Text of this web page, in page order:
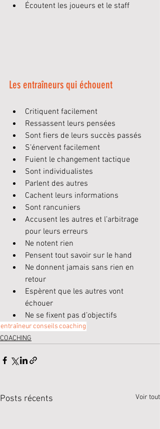
Écoutent les joueurs et le staff
Les entraîneurs qui échouent
Critiquent facilement
Ressassent leurs pensées
Sont fiers de leurs succès passés
S’énervent facilement
Fuient le changement tactique
Sont individualistes
Parlent des autres
Cachent leurs informations
Sont rancuniers
Accusent les autres et l’arbitrage
pour leurs erreurs
Ne notent rien
Pensent tout savoir sur le hand
Ne donnent jamais sans rien en
retour
Espèrent que les autres vont
échouer
Ne se fixent pas d’objectifs
entraîneurconseilscoaching
COACHING
Posts récents Voir tout